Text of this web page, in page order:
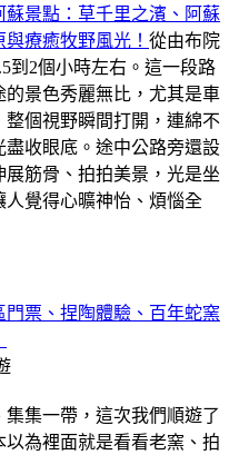
蘇景點：草千里之濱、阿蘇
療癒牧野風光！ 從由布院
到2個小時左右。這一段路
景色秀麗無比，尤其是車
個視野瞬間打開，連綿不
收眼底。途中公路旁還設
筋骨、拍拍美景，光是坐
覺得心曠神怡、煩惱全
票、捏陶體驗、百年蛇窯
集一帶，這次我們順遊了
以為裡面就是看看老窯、拍